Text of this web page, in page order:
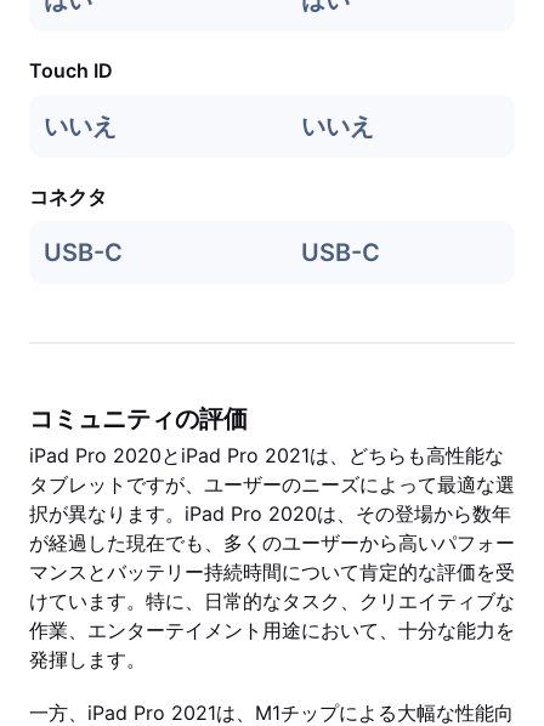
Touch ID
いいえ いいえ
コネクタ
USB-C USB-C
コミュニティの評価
iPad Pro 2020とiPad Pro 2021は、どちらも高性能な
タブレットですが、ユーザーのニーズによって最適な選
択が異なります。iPad Pro 2020は、その登場から数年
が経過した現在でも、多くのユーザーから高いパフォー
マンスとバッテリー持続時間について肯定的な評価を受
けています。特に、日常的なタスク、クリエイティブな
作業、エンターテイメント用途において、十分な能力を
発揮します。
一方、iPad Pro 2021は、M1チップによる大幅な性能向